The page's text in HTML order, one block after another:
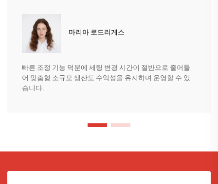
마리아 로드리게스
빠른 조정 기능 덕분에 세팅 변경 시간이 절반으로 줄어들
어 맞춤형 소규모 생산도 수익성을 유지하며 운영할 수 있
습니다.